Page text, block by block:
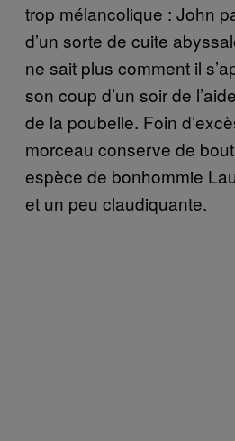
trop mélancolique : John
d’un sorte de cuite
ne sait plus comment il
son coup d’un soir de
de la poubelle. Foin
morceau conserve de
espèce de bonhommie
et un peu claudiquante.